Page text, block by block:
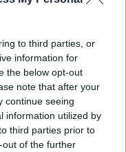
to third parties, or
information for
the below opt-out
note that after your
continue seeing
information utilized by
third parties prior to
of the further